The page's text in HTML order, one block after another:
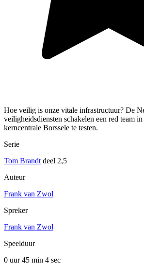
Hoe veilig is onze vitale infrastructuur? De
veiligheidsdiensten schakelen een red team
kerncentrale Borssele te testen.
Serie
Tom Brandt deel 2,5
Auteur
Frank van Zwol
Spreker
Frank van Zwol
Speelduur
0 uur 45 min 4 sec